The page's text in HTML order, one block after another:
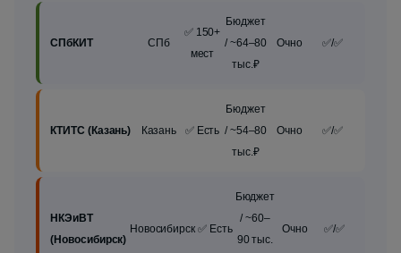
СПбКИТ СПб
✅ 150+
мест
Бюджет
/ ~64–80
тыс.₽
Очно ✅/✅
КТИТС (Казань) Казань ✅ Есть
Бюджет
/ ~54–80
тыс.₽
Очно ✅/✅
НКЭиВТ
(Новосибирск)
Новосибирск ✅ Есть
Бюджет
/ ~60–
90 тыс.
Очно ✅/✅